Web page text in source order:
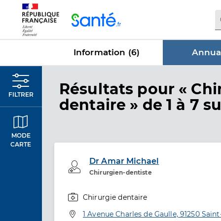
Information (6)
FILTRER
MODE
CARTE
Résultats dans
pour «
dentaire » de 1 à 7
Dr Amar Michael
Chirurgien-dentiste
Professionel de santé
Chirurgie dentaire
Adresse
1 Avenue Charles de Gaulle, 91250
Panneau de gestion des cookies